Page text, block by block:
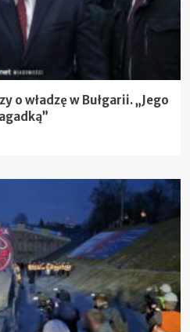
o władzę w Bułgarii. „Jego